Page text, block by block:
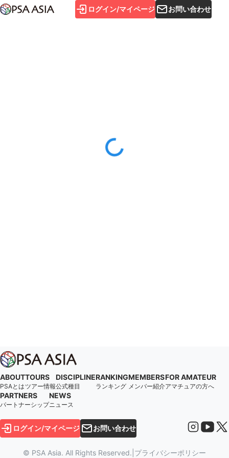
ログイン/マイページ お問い合わせ
ABOUT
PSAとは
TOURS
ツアー情報
DISCIPLINE
公式種目
RANKING
ランキング
MEMBERS
メンバー紹介
FOR AMATEUR
アマチュアの方へ
PARTNERS
パートナーシップ
NEWS
ニュース
ログイン/マイページ お問い合わせ
© PSA Asia. All Rights Reserved. プライバシーポリシー